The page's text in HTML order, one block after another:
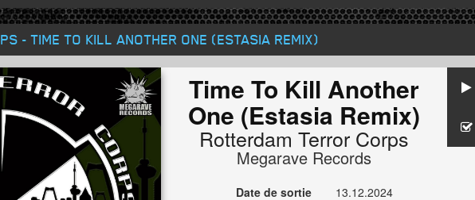
- TIME TO KILL ANOTHER ONE (ESTASIA REMIX)
Time To Kill Another
One (Estasia Remix)
Rotterdam Terror Corps
Megarave Records
Date de sortie
13.12.2024